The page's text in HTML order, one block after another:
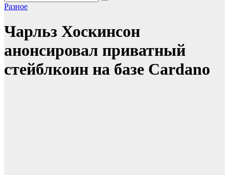
Разное
Чарльз Хоскинсон
анонсировал приватный
стейблкоин на базе Cardano